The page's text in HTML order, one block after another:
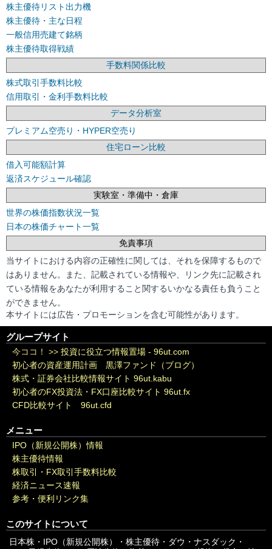
株主優待リスト出力機
株主優待・主な日程
一般信用売建て銘柄
株主優待取得戦績
手数料関係比較
株式取引手数料比較
信用取引・金利手数料比較
データ分析室
プレミアム空売り・HYPER空売り
住宅ローン比較
借入可能額計算
返済スケジュール確認
実験室・準備中・倉庫
世界の株価指数状況一覧
日本の株価チャート一覧
免責事項
当サイトにおける内容の正確性に関しては、それを保障するもので
はありません。また、記載されている情報や、リンク先に記載され
ている情報をあなたが利用すること関するいかなる責任も負うこと
ができません。
本サイトには広告・プロモーションを含む可能性があります。
グループサイト
今ココ！ >> 投資に役立つ情報置場 - 96ut.com
初心者の資産運用計画 黒澤ファンド（ブログ）
株式・証券会社比較情報サイト 96ut.kabu
初心者のFX投資法・FX口座比較サイト 96ut.fx
CFD比較サイト 96ut.cfd
メニュー
IPO（新規公開株）情報
株主優待情報
株取引・FX取引手数料比較
経済ニュース速報
参考・便利リンク集
このサイトについて
日本株・IPO（新規公開株）・株主優待・ダウ・ナスダック・